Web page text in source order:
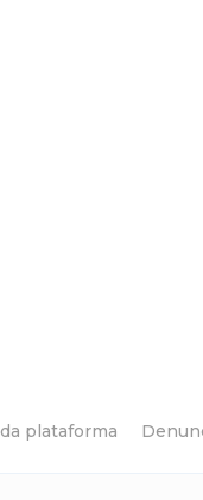
plataforma